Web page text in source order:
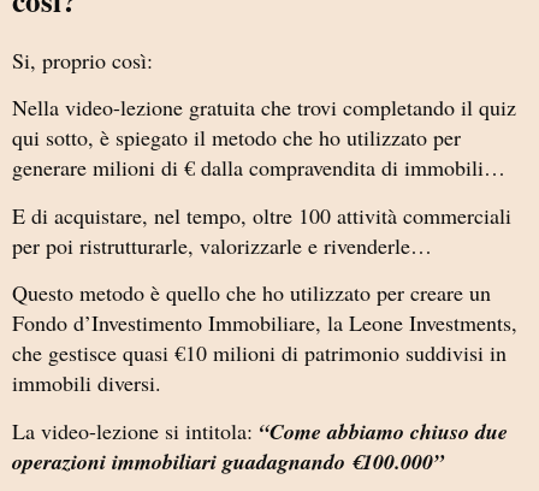
Si, proprio così:
Nella video-lezione gratuita che trovi completando il quiz
qui sotto, è spiegato il metodo che ho utilizzato per
generare milioni di € dalla compravendita di immobili…
E di acquistare, nel tempo, oltre 100 attività commerciali
per poi ristrutturarle, valorizzarle e rivenderle…
Questo metodo è quello che ho utilizzato per creare un
Fondo d’Investimento Immobiliare, la Leone Investments,
che gestisce quasi €10 milioni di patrimonio suddivisi in
immobili diversi.
La video-lezione si intitola: “Come abbiamo chiuso due
operazioni immobiliari guadagnando €100.000”